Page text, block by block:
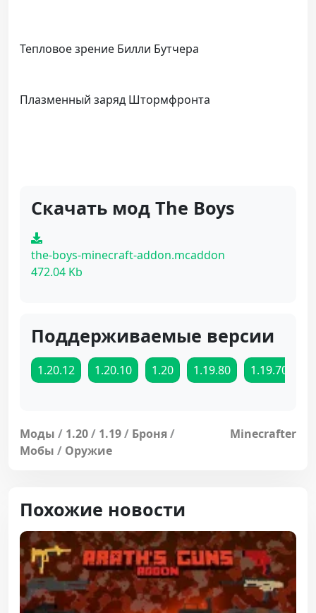
Тепловое зрение Билли Бутчера
Плазменный заряд Штормфронта
Скачать мод The Boys
the-boys-minecraft-addon.mcaddon
472.04 Kb
Поддерживаемые версии
1.20.12 1.20.10 1.20 1.19.80 1.19.70
Моды / 1.20/ 1.19/ Броня/
Мобы / Оружие
Minecrafter
Похожие новости